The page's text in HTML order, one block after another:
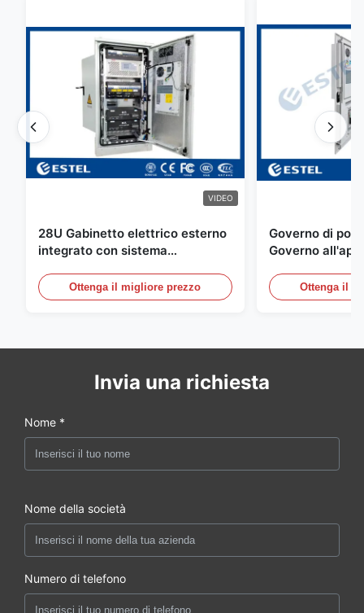
VIDEO
28U Gabinetto elettrico esterno
integrato con sistema
Ottenga il migliore prezzo
Governo di
Governo
sensore
della porta
Ottenga il
Invia una richiesta
Nome *
Nome della società
Numero di telefono